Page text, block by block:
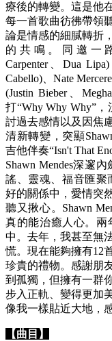
療後的轉變。這是他
每一首歌曲彷彿帶領
論是情感的細膩轉折
的共鳴。同邀一路
Carpenter、Dua
Cabello)、Nate
(Justin Bieber、
打“Why Why Why”
討過去感情以及因焦
清新轉變，突顯
吉他伴奏“Isn't That
Shawn Mendes深邃
謠、靈魂、福音匯聚
好的關係中，愛情突
聽又揪心。Shawn
真的能治癒人心。兩
中。去年，我甚至無
慌。現在能夠擁有12
珍貴的禮物。感謝朋
到孤獨，但擁有一群
步入正軌、變得更加
像我一樣貼近大地，
【曲目】